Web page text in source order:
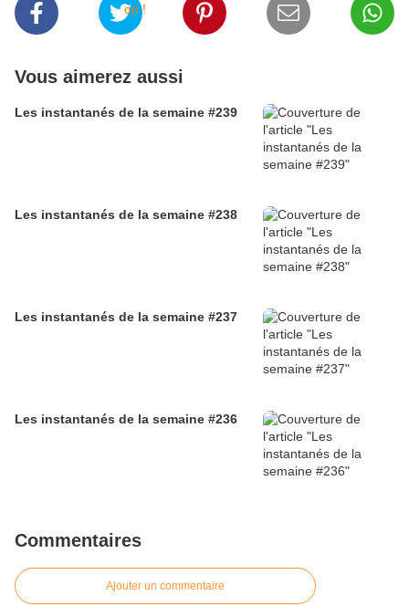
Vous aimerez aussi
Les instantanés de la semaine #239
Les instantanés de la semaine #238
Les instantanés de la semaine #237
Les instantanés de la semaine #236
Commentaires
Ajouter un commentaire